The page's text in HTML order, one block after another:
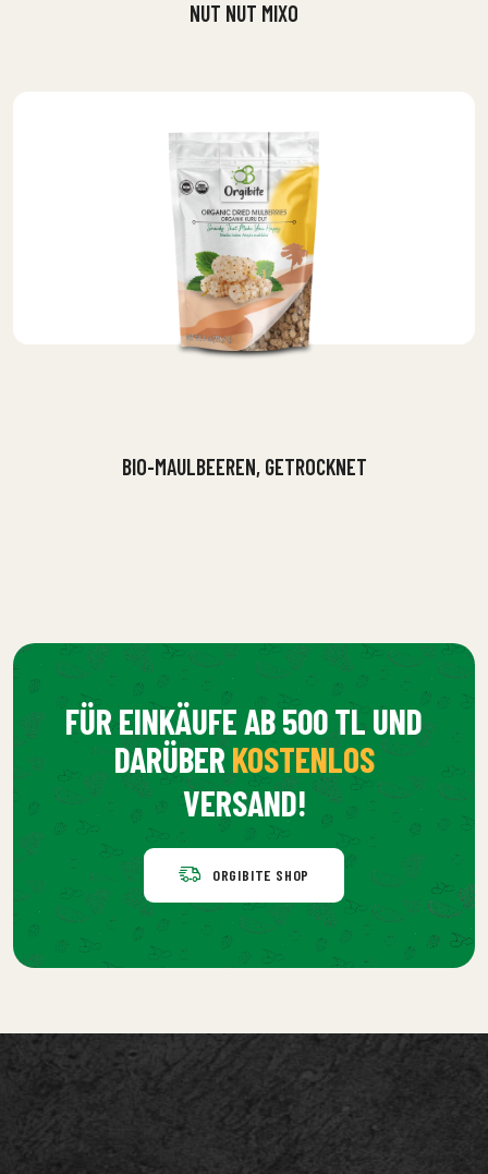
NUT NUT MIXO
BIO-MAULBEEREN, GETROCKNET
FÜR EINKÄUFE AB 500 TL UND
DARÜBERKOSTENLOS
VERSAND!
ORGIBITE SHOP